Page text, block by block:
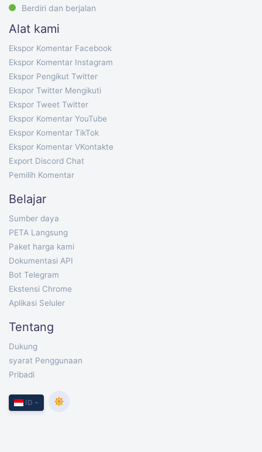
Berdiri dan berjalan
Alat kami
Ekspor Komentar Facebook
Ekspor Komentar Instagram
Ekspor Pengikut Twitter
Ekspor Twitter Mengikuti
Ekspor Tweet Twitter
Ekspor Komentar YouTube
Ekspor Komentar TikTok
Ekspor Komentar VKontakte
Export Discord Chat
Pemilih Komentar
Belajar
Sumber daya
PETA Langsung
Paket harga kami
Dokumentasi API
Bot Telegram
Ekstensi Chrome
Aplikasi Seluler
Tentang
Dukung
syarat Penggunaan
Pribadi
ID